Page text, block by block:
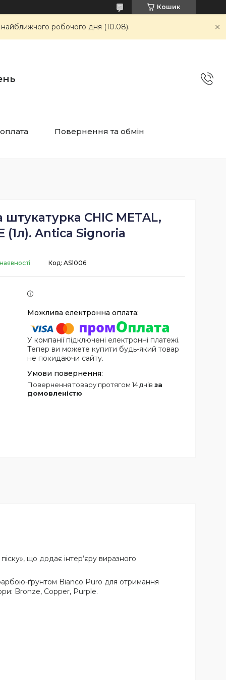
Кошик
робочого дня (10.08).
Повернення та обмін
CHIC METAL,
(1л). Antica Signoria
Код: AS1006
У компанії підключені електронні платежі.
Тепер ви можете купити будь-який товар
не покидаючи сайту.
повернення товару протягом 14 днів за
домовленістю
що додає інтер’єру виразного
ґрунтом Bianco Puro для отримання
Bronze, Copper, Purple.